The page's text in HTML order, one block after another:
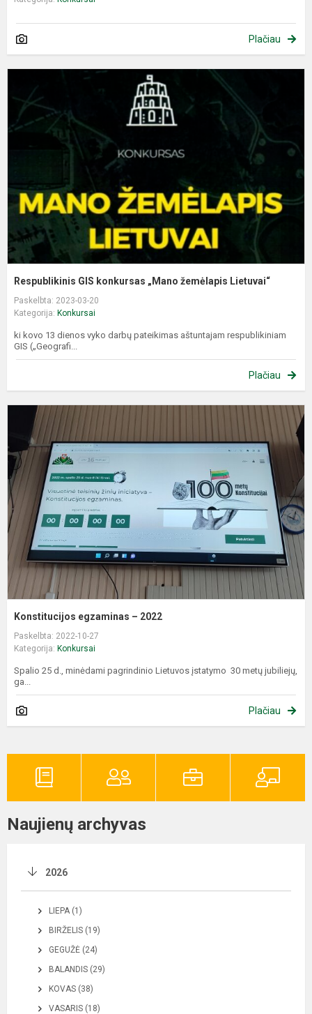
Plačiau
Respublikinis GIS konkursas „Mano žemėlapis Lietuvai“
Paskelbta: 2023-03-20
Kategorija: Konkursai
ki kovo 13 dienos vyko darbų pateikimas aštuntajam respublikiniam
GIS („Geografi...
Plačiau
Konstitucijos egzaminas – 2022
Paskelbta: 2022-10-27
Kategorija: Konkursai
Spalio 25 d., minėdami pagrindinio Lietuvos įstatymo 30 metų jubiliejų,
ga...
Plačiau
Naujienų archyvas
2026
LIEPA (1)
BIRŽELIS (19)
GEGUŽĖ (24)
BALANDIS (29)
KOVAS (38)
VASARIS (18)